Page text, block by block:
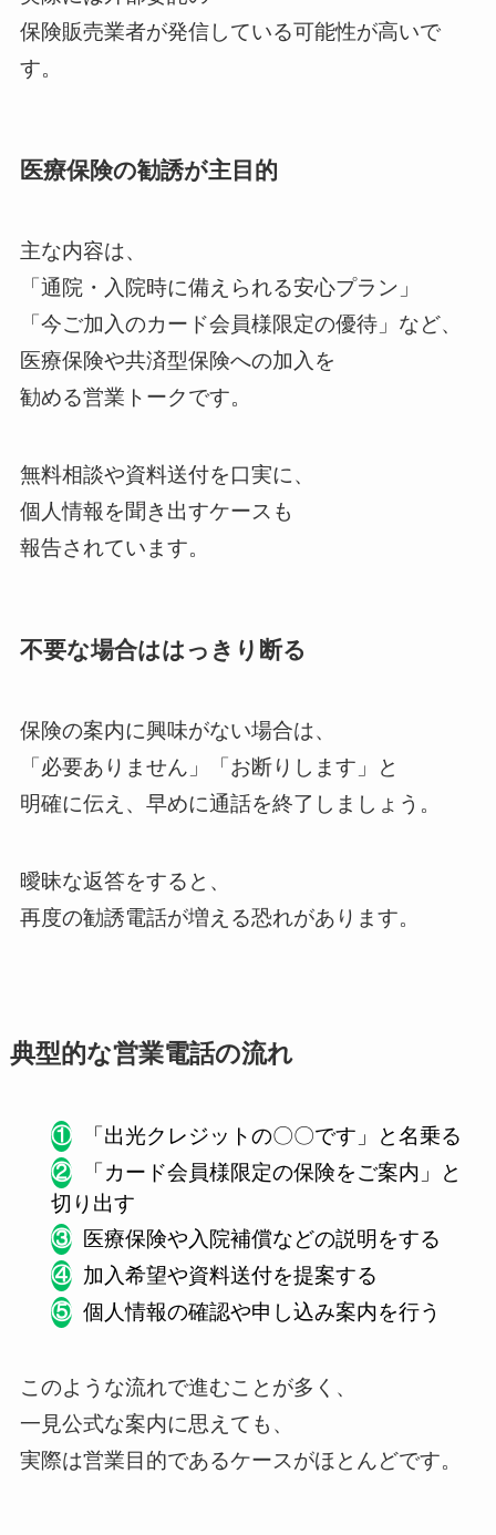
保険販売業者が発信している可能性が高いで
す。
医療保険の勧誘が主目的
主な内容は、
「通院・入院時に備えられる安心プラン」
「今ご加入のカード会員様限定の優待」など、
医療保険や共済型保険への加入を
勧める営業トークです。
無料相談や資料送付を口実に、
個人情報を聞き出すケースも
報告されています。
不要な場合ははっきり断る
保険の案内に興味がない場合は、
「必要ありません」「お断りします」と
明確に伝え、早めに通話を終了しましょう。
曖昧な返答をすると、
再度の勧誘電話が増える恐れがあります。
典型的な営業電話の流れ
「出光クレジットの〇〇です」と名乗る
「カード会員様限定の保険をご案内」と
切り出す
医療保険や入院補償などの説明をする
加入希望や資料送付を提案する
個人情報の確認や申し込み案内を行う
このような流れで進むことが多く、
一見公式な案内に思えても、
実際は営業目的であるケースがほとんどです。